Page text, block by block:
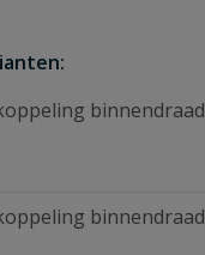
binnendraad
binnendraad